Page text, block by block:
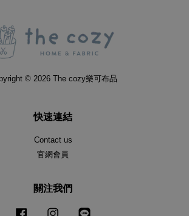
© 2026 The cozy樂可布品
快速連結
Contact us
官網會員
關注我們
Facebook Instagram